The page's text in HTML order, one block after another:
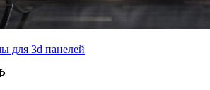
для 3d панелей